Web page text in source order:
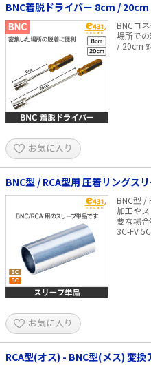
BNC着脱ドライバー 8cm / 20cm
BNCコ
場所での
/ 20cm
お気に入り
BNC型 / RCA型用 圧着リングス
BNC型 /
加工や
要な場合等に! 適合ケーブル
お気に入り
RCA型(オス) - BNC型(メス) 変換